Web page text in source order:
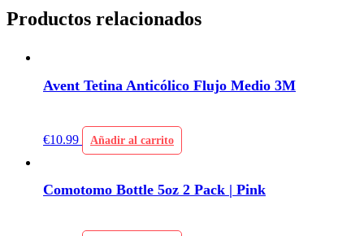
Productos relacionados
Avent Tetina Anticólico Flujo Medio 3M
€10.99 Añadir al carrito
Comotomo Bottle 5oz 2 Pack | Pink